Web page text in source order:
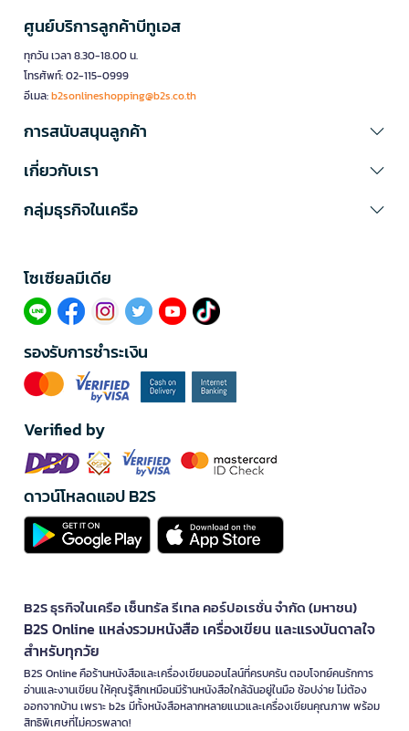
ศูนย์บริการลูกค้าบีทูเอส
ทุกวัน เวลา 8.30-18.00 น.
โทรศัพท์: 02-115-0999
อีเมล:b2sonlineshopping@b2s.co.th
การสนับสนุนลูกค้า
เกี่ยวกับเรา
กลุ่มธุรกิจในเครือ
โซเซียลมีเดีย​
รองรับการชำระเงิน
Verified by
ดาวน์โหลดแอป B2S
B2S ธุรกิจในเครือ เซ็นทรัล รีเทล คอร์ปอเรชั่น จำกัด (มหาชน)
B2S Online แหล่งรวมหนังสือ เครื่องเขียน และแรงบันดาลใจ
สำหรับทุกวัย
B2S Online คือร้านหนังสือและเครื่องเขียนออนไลน์ที่ครบครัน ตอบโจทย์คนรักการ
อ่านและงานเขียน ให้คุณรู้สึกเหมือนมีร้านหนังสือใกล้ฉันอยู่ในมือ ช้อปง่าย ไม่ต้อง
ออกจากบ้าน เพราะ b2s มีทั้งหนังสือหลากหลายแนวและเครื่องเขียนคุณภาพ พร้อม
สิทธิพิเศษที่ไม่ควรพลาด!